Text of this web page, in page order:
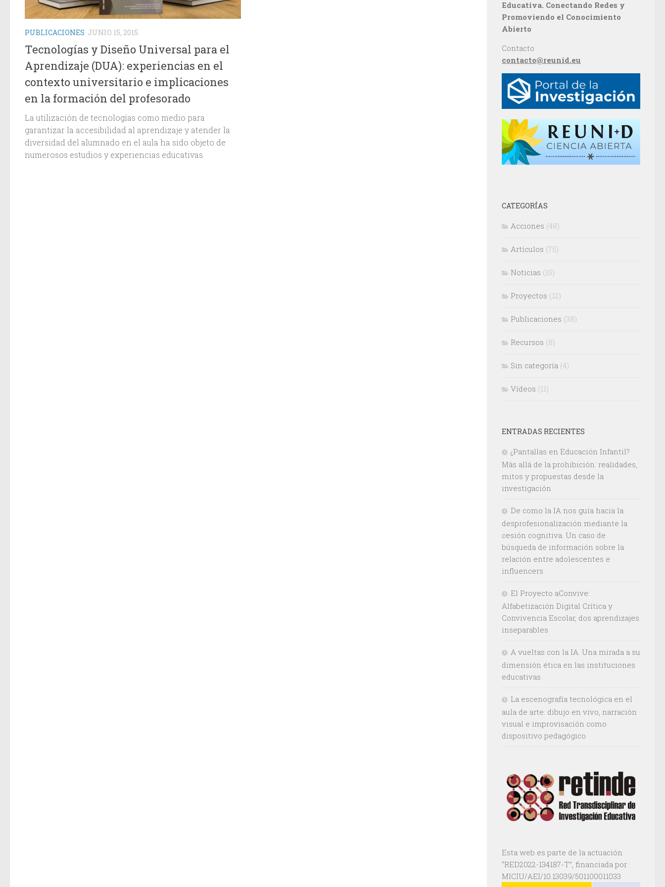
PUBLICACIONES JUNIO 15, 2015
Tecnologías y Diseño Universal para el
Aprendizaje (DUA): experiencias en el
contexto universitario e implicaciones
en la formación del profesorado
La utilización de tecnologías como medio para
garantizar la accesibilidad al aprendizaje y atender la
diversidad del alumnado en el aula ha sido objeto de
numerosos estudios y experiencias educativas.
Educativa. Conectando Redes y
Promoviendo el Conocimiento
Abierto
Contacto
contacto@reunid.eu
CATEGORÍAS
Acciones (48)
Artículos (75)
Noticias (15)
Proyectos (12)
Publicaciones (38)
Recursos (8)
Sin categoría (4)
Vídeos (11)
ENTRADAS RECIENTES
¿Pantallas en Educación Infantil?
Más allá de la prohibición: realidades,
mitos y propuestas desde la
investigación
De como la IA nos guía hacia la
desprofesionalización mediante la
cesión cognitiva. Un caso de
búsqueda de información sobre la
relación entre adolescentes e
influencers
El Proyecto aConvive:
Alfabetización Digital Crítica y
Convivencia Escolar, dos aprendizajes
inseparables
A vueltas con la IA. Una mirada a su
dimensión ética en las instituciones
educativas
La escenografía tecnológica en el
aula de arte: dibujo en vivo, narración
visual e improvisación como
dispositivo pedagógico
Esta web es parte de la actuación
“RED2022-134187-T”, financiada por
MICIU/AEI/10.13039/501100011033